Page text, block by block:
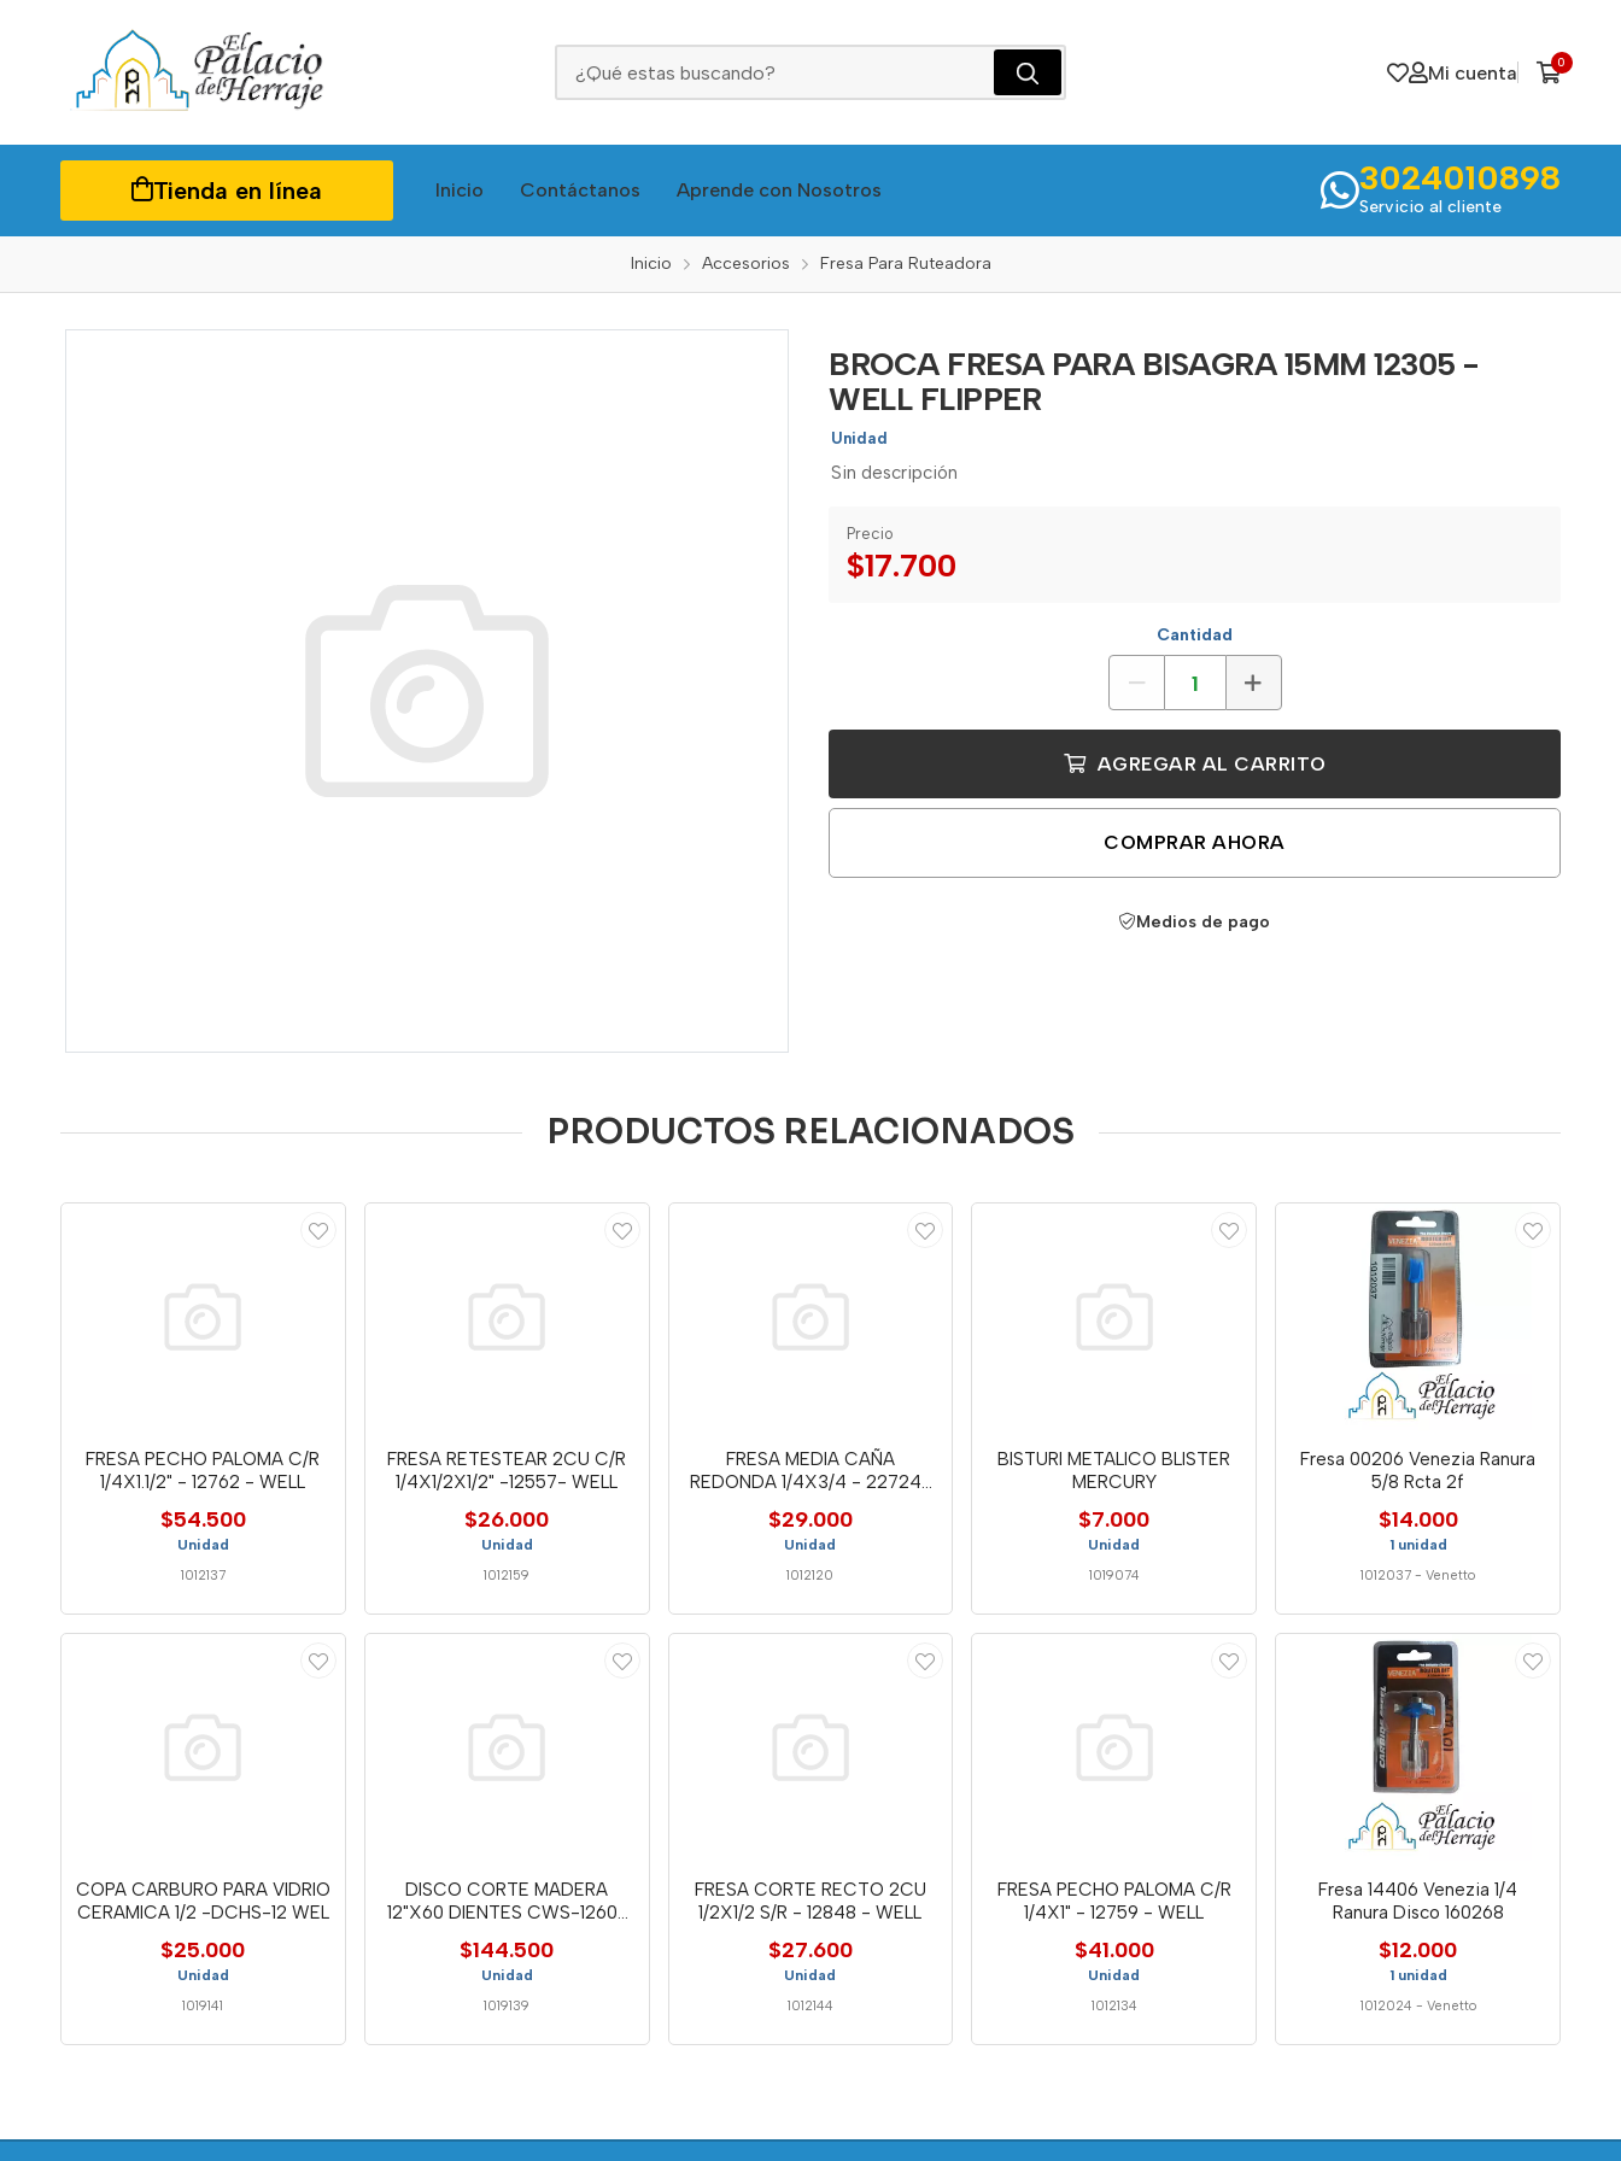
Mi cuenta 0
Tienda en línea Inicio Contáctanos Aprende con Nosotros 3024010898
Servicio al cliente
Inicio Accesorios Fresa Para Ruteadora
BROCA FRESA PARA BISAGRA 15MM 12305 -
WELL FLIPPER
Unidad
Sin descripción
Precio
$17.700
Cantidad
AGREGAR AL CARRITO
COMPRAR AHORA
Medios de pago
PRODUCTOS RELACIONADOS
FRESA PECHO PALOMA C/R
1/4X1.1/2" - 12762 - WELL
$54.500
Unidad
1012137
FRESA RETESTEAR 2CU C/R
1/4X1/2X1/2" -12557- WELL
$26.000
Unidad
1012159
FRESA MEDIA CAÑA
REDONDA 1/4X3/4 - 22724-
$29.000
Unidad
1012120
BISTURI METALICO BLISTER
MERCURY
$7.000
Unidad
1019074
Fresa 00206 Venezia Ranura
5/8 Rcta 2f
$14.000
1 unidad
1012037 -Venetto
COPA CARBURO PARA VIDRIO
CERAMICA 1/2 -DCHS-12 WEL
$25.000
Unidad
1019141
DISCO CORTE MADERA
12"X60 DIENTES CWS-1260-
$144.500
Unidad
1019139
FRESA CORTE RECTO 2CU
1/2X1/2 S/R - 12848 - WELL
$27.600
Unidad
1012144
FRESA PECHO PALOMA C/R
1/4X1" - 12759 - WELL
$41.000
Unidad
1012134
Fresa 14406 Venezia 1/4
Ranura Disco 160268
$12.000
1 unidad
1012024 - Venetto